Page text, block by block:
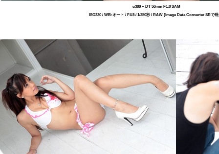
α380 + DT 50mm F1.8 SAM
ISO320 / WB:オート / F4.5 / 1/250秒 / RAW (Image Data Converter SRで